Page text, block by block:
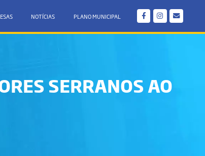
NOTÍCIAS PLANO MUNICIPAL
SERRANOS AO